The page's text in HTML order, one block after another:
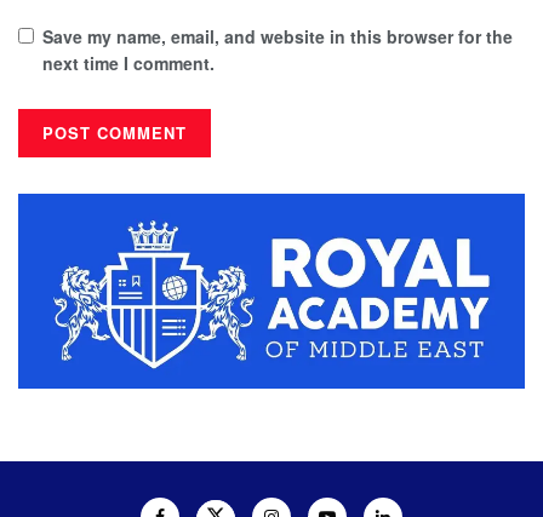
Save my name, email, and website in this browser for the
next time I comment.